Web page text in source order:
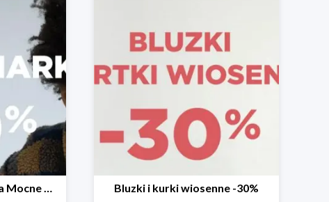
Mega okazje promocja Mocne marki do -70% Bluzki i kurki wiosenne -30%